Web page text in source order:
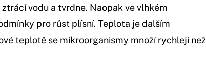
vodu a tvrdne. Naopak ve vlhkém
pro růst plísní. Teplota je dalším
teplotě se mikroorganismy množí rychleji než